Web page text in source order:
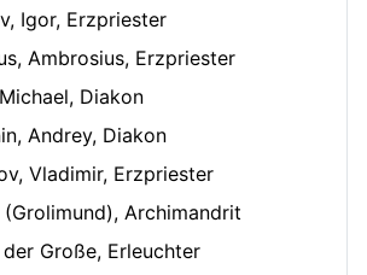
Igor, Erzpriester
Ambrosius, Erzpriester
Diakon
Andrey, Diakon
Vladimir, Erzpriester
(Grolimund), Archimandrit
der Große, Erleuchter